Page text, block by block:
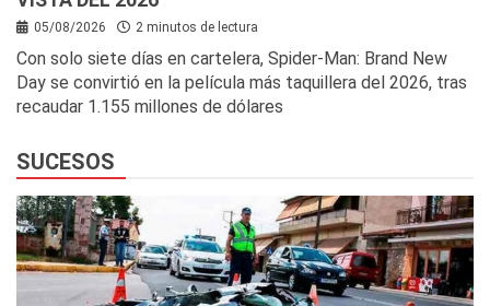
05/08/2026 2 minutos de lectura
Con solo siete días en cartelera, Spider-Man: Brand New
Day se convirtió en la película más taquillera del 2026, tras
recaudar 1.155 millones de dólares
SUCESOS